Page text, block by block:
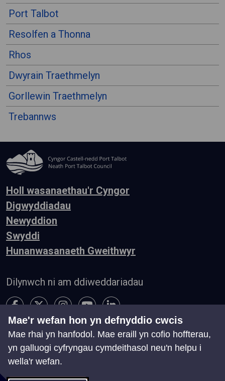
Port Talbot
Resolfen a Thonna
Rhos
Dwyrain Traethmelyn
Gorllewin Traethmelyn
Trebannws
Holl wasanaethau'r Cyngor
Digwyddiadau
Newyddion
Swyddi
Hunanwasanaeth Gweithwyr
Dilynwch ni am ddiweddariadau
Hygyrchedd Telerau ac Amodau
Preifatrwydd
Cysylltu â ni
Chwillio Map o'r Wefan
Mae'r wefan hon yn defnyddio cwcis
Mae rhai yn hanfodol. Mae eraill yn cofio hoffterau,
yn galluogi cyfryngau cymdeithasol neu'n helpu i
wella'r wefan.